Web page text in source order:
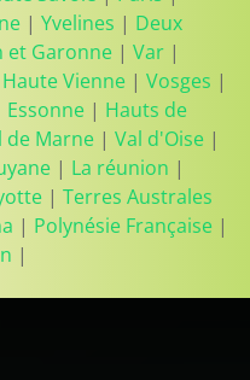
| Yvelines | Deux
et Garonne | Var |
Haute Vienne | Vosges |
Essonne | Hauts de
de Marne | Val d'Oise |
| La réunion |
| Terres Australes
| Polynésie Française |
|